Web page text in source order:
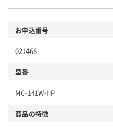
お申込番号
021468
型番
MC-141W-HP
商品の特徴